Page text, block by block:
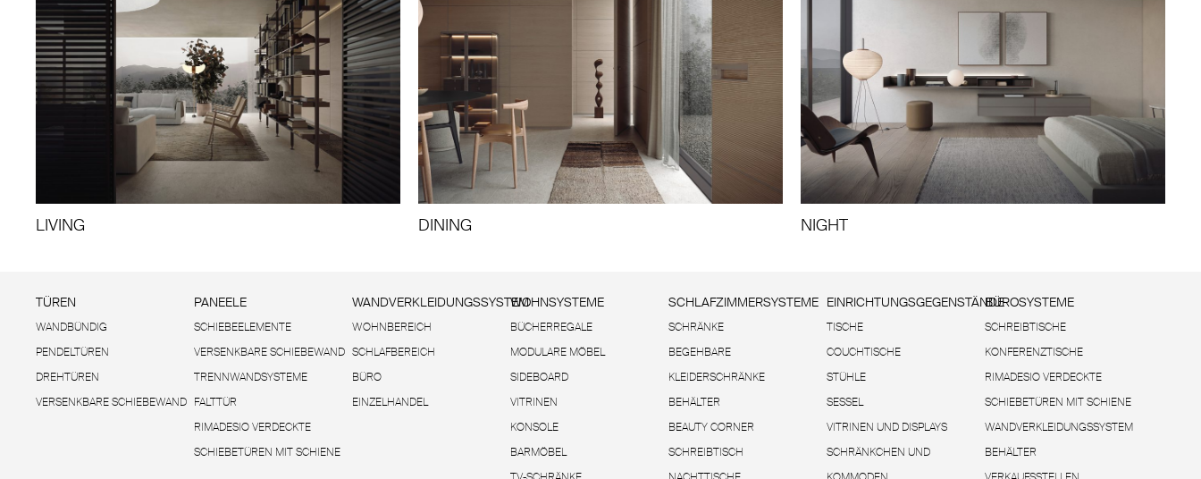
LIVING DINING NIGHT
TÜREN
WANDBÜNDIG
PENDELTÜREN
DREHTÜREN
VERSENKBARE SCHIEBEWAND
PANEELE
SCHIEBEELEMENTE
VERSENKBARE SCHIEBEWAND
TRENNWANDSYSTEME
FALTTÜR
RIMADESIO VERDECKTE
SCHIEBETÜREN MIT SCHIENE
WANDVERKLEIDUNGSSYSTEM
WOHNBEREICH
SCHLAFBEREICH
BÜRO
EINZELHANDEL
WOHNSYSTEME
BÜCHERREGALE
MODULARE MÖBEL
SIDEBOARD
VITRINEN
KONSOLE
BARMÖBEL
SCHLAFZIMMERSYSTEME
SCHRÄNKE
BEGEHBARE
KLEIDERSCHRÄNKE
BEHÄLTER
BEAUTY CORNER
SCHREIBTISCH
EINRICHTUNGSGEGENSTÄNDE
TISCHE
COUCHTISCHE
STÜHLE
SESSEL
VITRINEN UND DISPLAYS
SCHRÄNKCHEN UND
BÜROSYSTEME
SCHREIBTISCHE
KONFERENZTISCHE
RIMADESIO VERDECKTE
SCHIEBETÜREN MIT SCHIENE
WANDVERKLEIDUNGSSYSTEM
BEHÄLTER